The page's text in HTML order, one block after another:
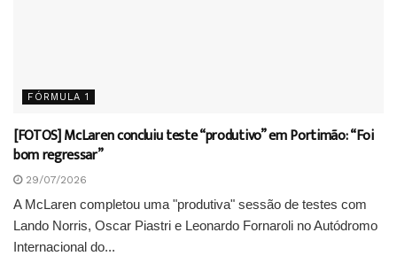
FÓRMULA 1
[FOTOS] McLaren concluiu teste “produtivo” em Portimão: “Foi
bom regressar”
29/07/2026
A McLaren completou uma "produtiva" sessão de testes com
Lando Norris, Oscar Piastri e Leonardo Fornaroli no Autódromo
Internacional do...